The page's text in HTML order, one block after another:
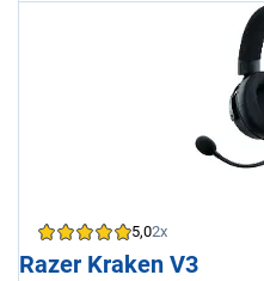
5,02x
Razer Kraken V3